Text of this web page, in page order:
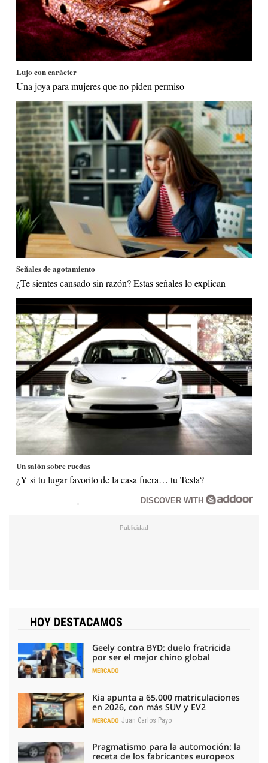
Lujo con carácter
Una joya para mujeres que no piden permiso
Señales de agotamiento
¿Te sientes cansado sin razón? Estas señales lo explican
Un salón sobre ruedas
¿Y si tu lugar favorito de la casa fuera… tu Tesla?
DISCOVER WITH
HOY DESTACAMOS
Geely contra BYD: duelo fratricida
por ser el mejor chino global
MERCADO
Kia apunta a 65.000 matriculaciones
en 2026, con más SUV y EV2
MERCADO Juan Carlos Payo
Pragmatismo para la automoción: la
receta de los fabricantes europeos